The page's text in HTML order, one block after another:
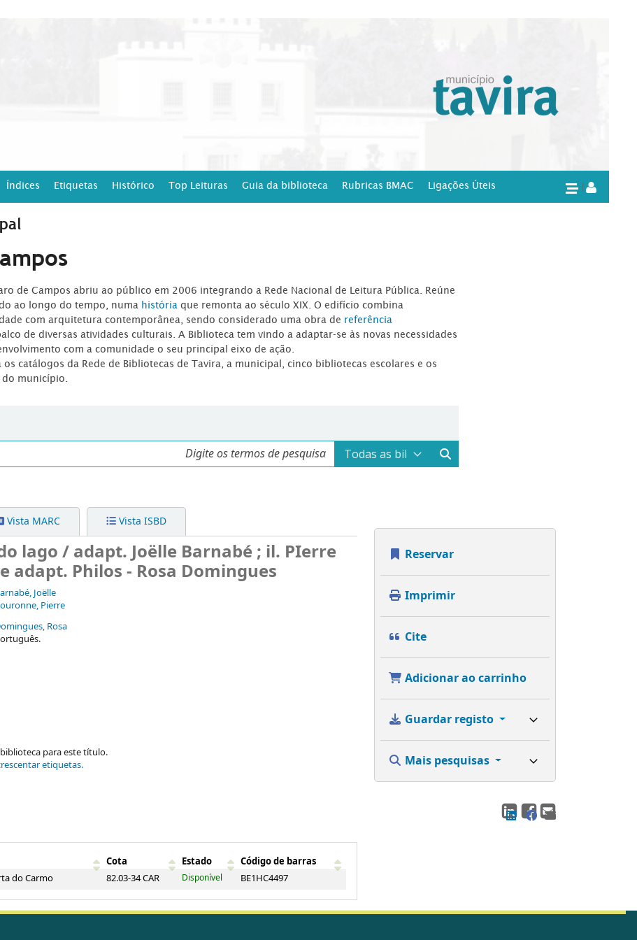
Índices Etiquetas Histórico Top Leituras Guia da biblioteca Rubricas BMAC Ligações Úteis
de Campos abriu ao público em 2006 integrando a Rede Nacional de Leitura Pública. Reúne
ao longo do tempo, numa história que remonta ao século XIX. O edifício combina
com arquitetura contemporânea, sendo considerado uma obra de referência
de diversas atividades culturais. A Biblioteca tem vindo a adaptar-se às novas necessidades
com a comunidade o seu principal eixo de ação.
catálogos da Rede de Bibliotecas de Tavira, a municipal, cinco bibliotecas escolares e os
município.
Vista MARC Vista ISBD
lago / adapt. Joëlle Barnabé ; il. PIerre
adapt. Philos - Rosa Domingues
Joëlle
Pierre
Rosa
para este título.
etiquetas.
Cota Estado
Código de barras
do Carmo 82.03-34 CAR Disponível BE1HC4497
Reservar
Imprimir
Cite
Adicionar ao carrinho
Guardar registo
Mais pesquisas